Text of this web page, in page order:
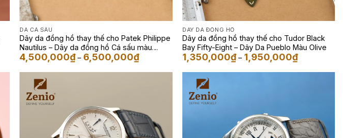
DA CÁ SẤU
Dây da đồng hồ thay thế cho Patek Philippe
Nautilus – Dây da đồng hồ Cá sấu màu
Galaxy Navy
4,500,000₫ – 6,500,000₫Khoảng
giá:
từ
DÂY DA ĐỒNG HỒ
Dây da đồng hồ thay thế cho Tudor Black
Bay Fifty-Eight – Dây Da Pueblo Màu Olive
1,350,000₫ – 1,950,000₫Khoảng
giá:
từ